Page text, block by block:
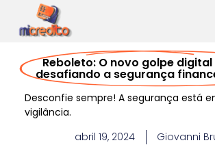
Reboleto: O novo golpe
desafiando a segurança
Desconfie sempre! A segurança está
vigilância.
abril 19, 2024
Giovanni